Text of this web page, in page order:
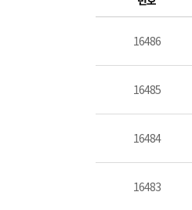
16486
16485
16484
16483